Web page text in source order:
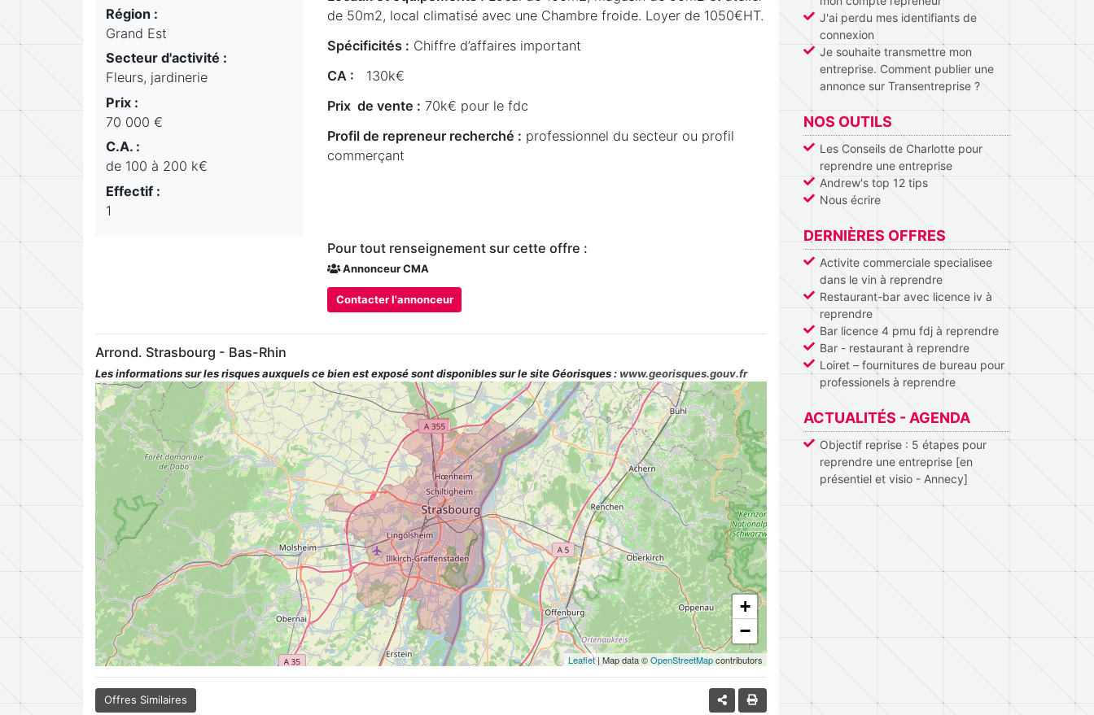
Région :
Grand Est
Secteur d'activité :
Fleurs, jardinerie
Prix :
70 000 €
C.A. :
de 100 à 200 k€
Effectif :
1
de 50m2, local climatisé avec une Chambre froide. Loyer de 1050€HT.
Spécificités : Chiffre d’affaires important
CA : 130k€
Prix de vente : 70k€ pour le fdc
Profil de repreneur recherché : professionnel du secteur ou profil
commerçant
Pour tout renseignement sur cette offre :
Annonceur CMA
Contacter l'annonceur
Arrond. Strasbourg - Bas-Rhin
Les informations sur les risques auxquels ce bien est exposé sont disponibles sur le site Géorisques : www.georisques.gouv.fr
+
−
Leaflet| Map data ©OpenStreetMapcontributors
Offres Similaires
J'ai perdu mes identifiants de
connexion
Je souhaite transmettre mon
entreprise. Comment publier une
annonce sur Transentreprise ?
NOS OUTILS
Les Conseils de Charlotte pour
reprendre une entreprise
Andrew's top 12 tips
Nous écrire
DERNIÈRES OFFRES
Activite commerciale specialisee
dans le vin à reprendre
Restaurant-bar avec licence iv à
reprendre
Bar licence 4 pmu fdj à reprendre
Bar - restaurant à reprendre
Loiret – fournitures de bureau pour
professionels à reprendre
ACTUALITÉS - AGENDA
Objectif reprise : 5 étapes pour
reprendre une entreprise [en
présentiel et visio - Annecy]